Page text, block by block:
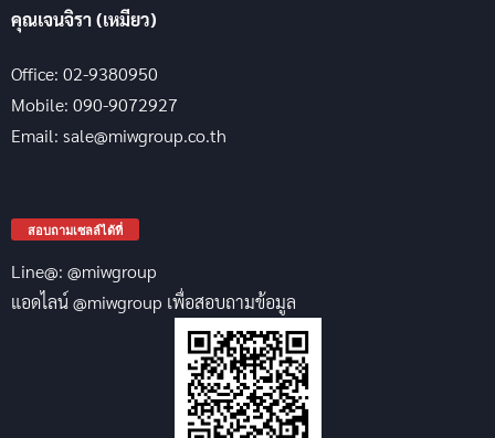
คุณเจนจิรา (เหมียว)
Office: 02-9380950
Mobile: 090-9072927
Email: sale@miwgroup.co.th
สอบถามเซลล์ได้ที่
Line@: @miwgroup
แอดไลน์ @miwgroup เพื่อสอบถามข้อมูล